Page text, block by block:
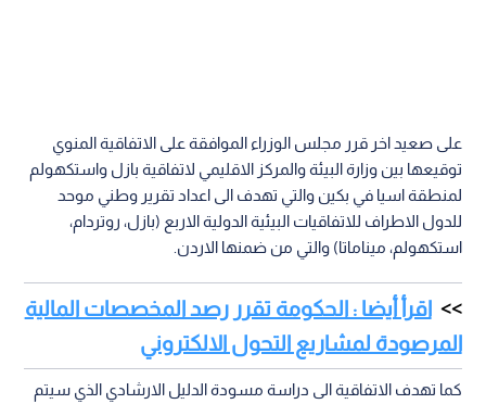
على صعيد اخر قرر مجلس الوزراء الموافقة على الاتفاقية المنوي
توقيعها بين وزارة البيئة والمركز الاقليمي لاتفاقية بازل واستكهولم
لمنطقة اسيا في بكين والتي تهدف الى اعداد تقرير وطني موحد
للدول الاطراف للاتفاقيات البيئية الدولية الاربع (بازل، روتردام،
استكهولم، ميناماتا) والتي من ضمنها الاردن.
اقرأ أيضا : الحكومة تقرر رصد المخصصات المالية
المرصودة لمشاريع التحول الالكتروني
كما تهدف الاتفاقية الى دراسة مسودة الدليل الارشادي الذي سيتم